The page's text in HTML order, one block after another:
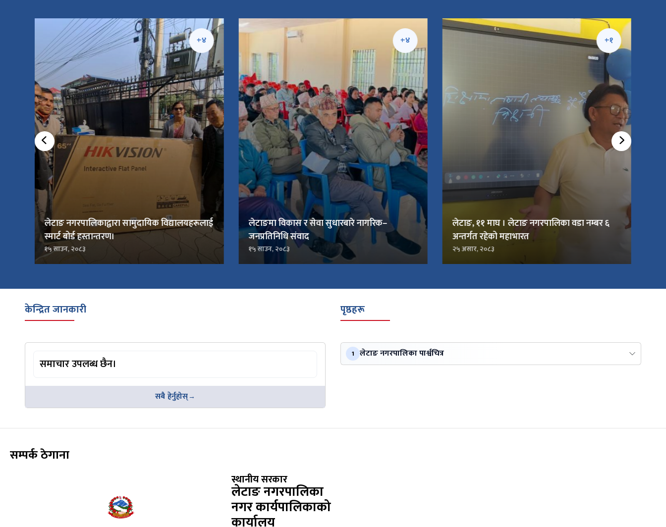
+४
लेटाङ नगरपालिकाद्वारा सामुदायिक विद्यालयहरूलाई
स्मार्ट बोर्ड हस्तान्तरण।
१५ साउन, २०८३
+४
लेटाङमा विकास र सेवा सुधारबारे नागरिक–
जनप्रतिनिधि संवाद
१५ साउन, २०८३
+१
लेटाङ, ११ माघ । लेटाङ नगरपालिका वडा नम्बर ६
अन्तर्गत रहेको महाभारत
२५ असार, २०८३
केन्द्रित जानकारी
समाचार उपलब्ध छैन।
सबै हेर्नुहोस्
पृष्ठहरू
1 लेटाङ नगरपालिका पार्श्वचित्र
सम्पर्क ठेगाना
स्थानीय सरकार
लेटाङ नगरपालिका
नगर कार्यपालिकाको